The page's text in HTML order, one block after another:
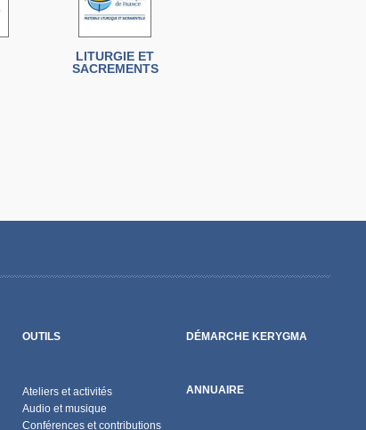
LITURGIE ET
SACREMENTS
OUTILS
Ateliers et activités
Audio et musique
Conférences et contributions
DÉMARCHE KERYGMA
ANNUAIRE